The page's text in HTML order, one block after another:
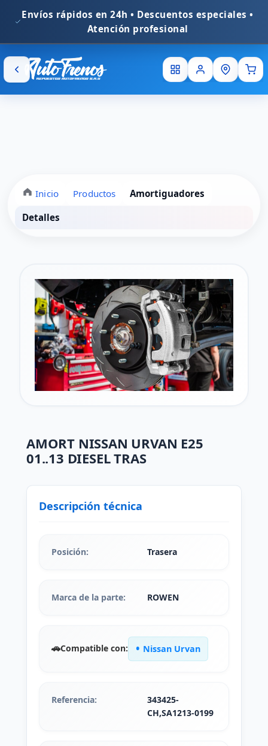
En
Inicio Productos
Amortiguadores
Detalles
AMORT NISSAN URVAN E25
01..13 DIESEL TRAS
Descripción técnica
Posición: Trasera
Marca de la parte: ROWEN
🚗Compatible con: Nissan Urvan
Referencia:
343425-
CH,SA1213-0199